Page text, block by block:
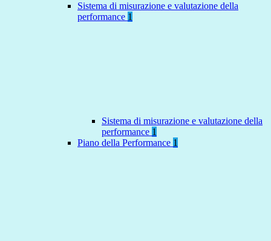
Sistema di misurazione e valutazione della
performance 1
Sistema di misurazione e valutazione della
performance 1
Piano della Performance 1